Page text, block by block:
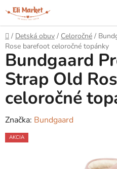
Prejsť
na
obsah
Domov
/ Detská obuv / Celoročné /
Rose barefoot celoročné topánky
Bundgaard
Strap Old
celoročné
Značka: Bundgaard
AKCIA